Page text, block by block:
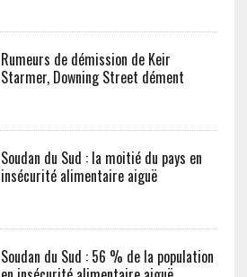
Rumeurs de démission de Keir
Starmer, Downing Street dément
Soudan du Sud : la moitié du pays en
insécurité alimentaire aiguë
Soudan du Sud : 56 % de la population